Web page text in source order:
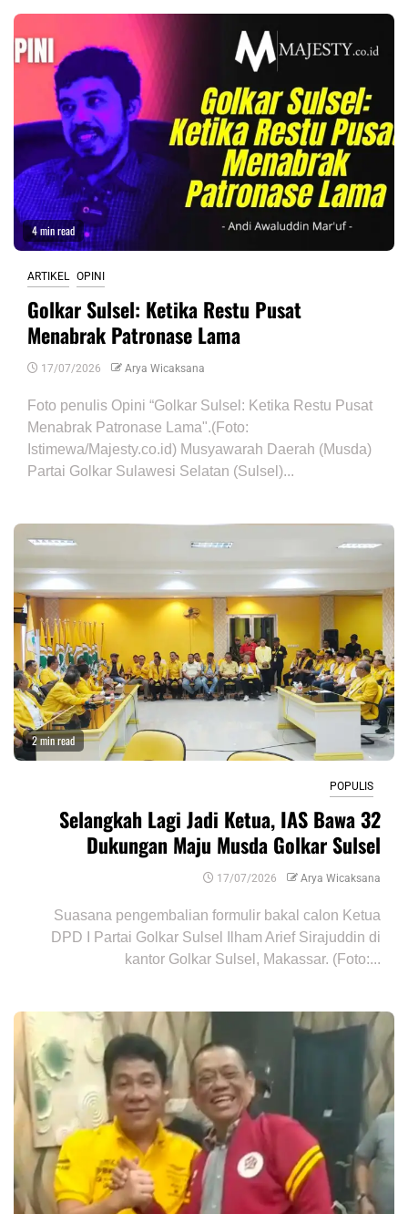
4 min read
ARTIKEL OPINI
Golkar Sulsel: Ketika Restu Pusat
Menabrak Patronase Lama
17/07/2026 Arya Wicaksana
Foto penulis Opini “Golkar Sulsel: Ketika Restu Pusat
Menabrak Patronase Lama".(Foto:
Istimewa/Majesty.co.id) Musyawarah Daerah (Musda)
Partai Golkar Sulawesi Selatan (Sulsel)...
2 min read
POPULIS
Selangkah Lagi Jadi Ketua, IAS Bawa 32
Dukungan Maju Musda Golkar Sulsel
17/07/2026 Arya Wicaksana
Suasana pengembalian formulir bakal calon Ketua
DPD I Partai Golkar Sulsel Ilham Arief Sirajuddin di
kantor Golkar Sulsel, Makassar. (Foto:...